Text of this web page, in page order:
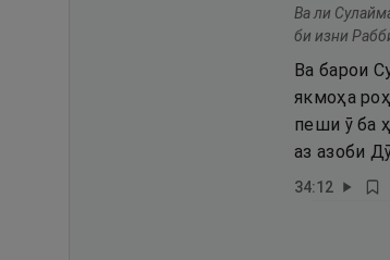
Ва ли
би изни
Ва барои
якмоҳа
пеши ӯ ба
аз азоби
34:12